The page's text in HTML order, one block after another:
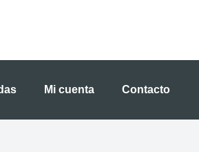
Mi cuenta Contacto